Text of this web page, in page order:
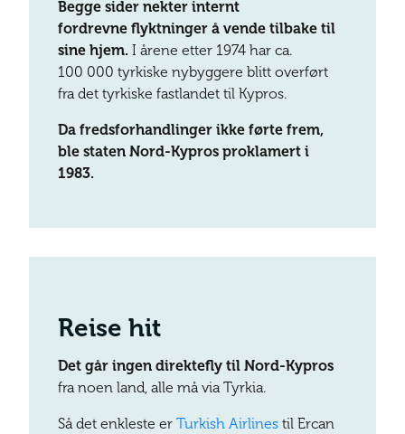
Begge sider nekter internt
fordrevne flyktninger å vende tilbake til
sine hjem. I årene etter 1974 har ca.
100 000 tyrkiske nybyggere blitt overført
fra det tyrkiske fastlandet til Kypros.
Da fredsforhandlinger ikke førte frem,
ble staten Nord-Kypros proklamert i
1983.
Reise hit
Det går ingen direktefly til Nord-Kypros
fra noen land, alle må via Tyrkia.
Så det enkleste er Turkish Airlines til Ercan